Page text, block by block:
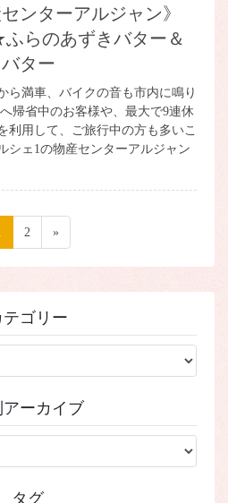
らのあずきバター＆
ター
ら満車、バイクの音も市内に鳴り
帰省中のお客様や、最大で9連休
利用して、ご旅行中の方も多いこ
シェ1の物産センターアルジャン
ペ
ー
2 »
テゴリー
アーカイブ
タグ